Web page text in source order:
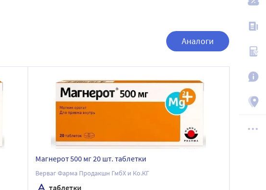
Аналоги
Магнерот 500 мг 20 шт. таблетки
Верваг Фарма Продакшн ГмбХ и Ко.КГ
таблетки